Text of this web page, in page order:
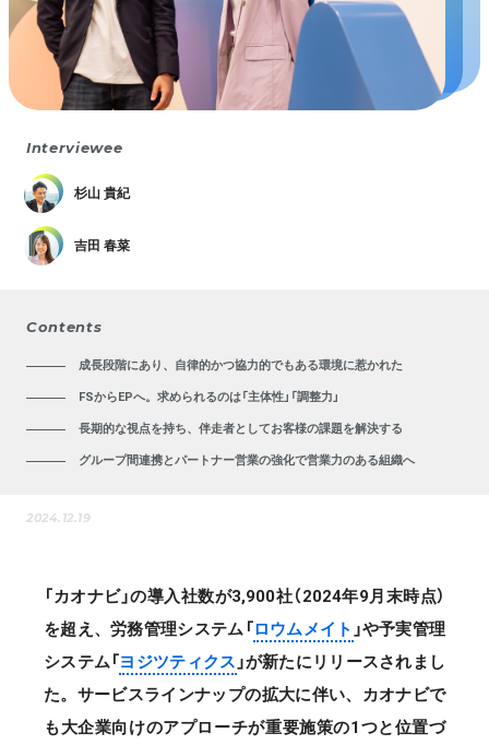
Interviewee
杉山 貴紀
吉田 春菜
Contents
成長段階にあり、自律的かつ協力的でもある環境に惹かれた
FSからEPへ。求められるのは「主体性」「調整力」
長期的な視点を持ち、伴走者としてお客様の課題を解決する
グループ間連携とパートナー営業の強化で営業力のある組織へ
2024.12.19
「カオナビ」の導入社数が3,900社（2024年9月末時点）
を超え、労務管理システム「ロウムメイト 」や予実管理
システム「ヨジツティクス 」が新たにリリースされまし
た。サービスラインナップの拡大に伴い、カオナビで
も大企業向けのアプローチが重要施策の1つと位置づ